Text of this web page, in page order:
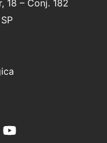
18 – Conj. 182